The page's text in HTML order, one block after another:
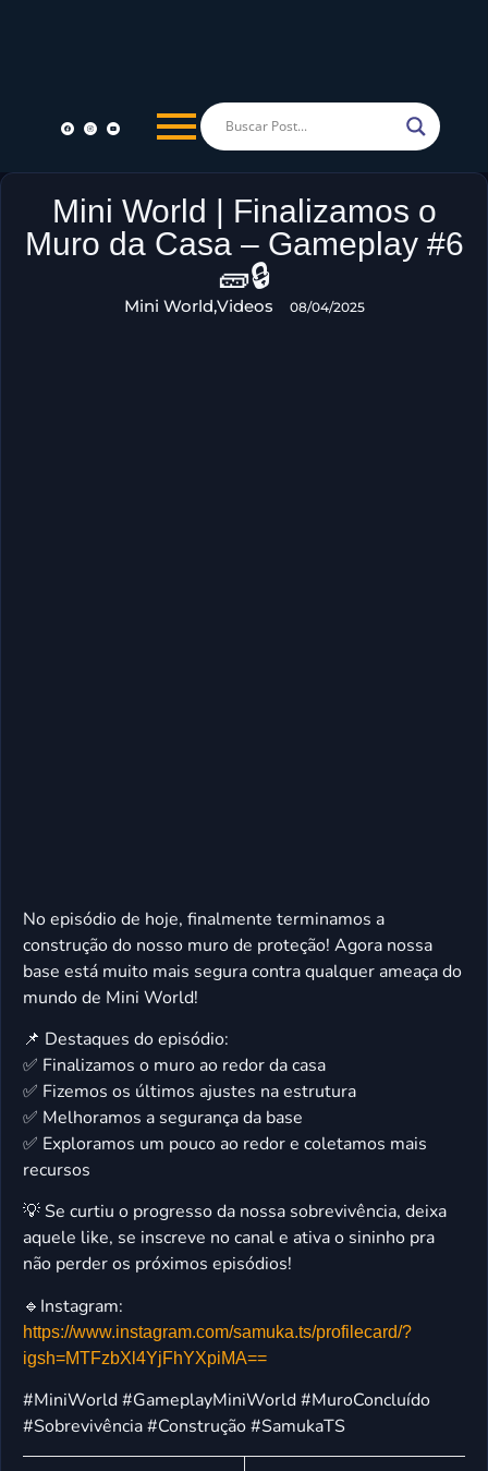
Mini World | Finalizamos o
Muro da Casa – Gameplay #6
🧱🔒
Mini World,Videos 08/04/2025
No episódio de hoje, finalmente terminamos a
construção do nosso muro de proteção! Agora nossa
base está muito mais segura contra qualquer ameaça do
mundo de Mini World!
📌 Destaques do episódio:
✅ Finalizamos o muro ao redor da casa
✅ Fizemos os últimos ajustes na estrutura
✅ Melhoramos a segurança da base
✅ Exploramos um pouco ao redor e coletamos mais
recursos
💡 Se curtiu o progresso da nossa sobrevivência, deixa
aquele like, se inscreve no canal e ativa o sininho pra
não perder os próximos episódios!
🔹Instagram:
https://www.instagram.com/samuka.ts/profilecard/?
igsh=MTFzbXl4YjFhYXpiMA==
#MiniWorld #GameplayMiniWorld #MuroConcluído
#Sobrevivência #Construção #SamukaTS